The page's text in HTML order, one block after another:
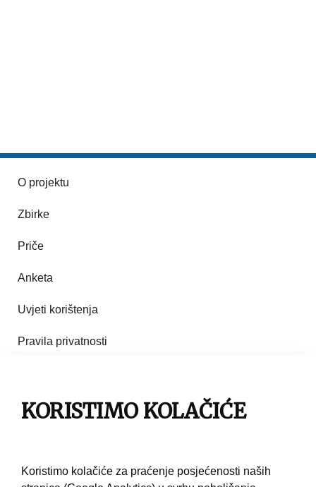
O projektu
Zbirke
Priče
Anketa
Uvjeti korištenja
Pravila privatnosti
Pravila korištenja
KORISTIMO KOLAČIĆE
Koristimo kolačiće za praćenje posjećenosti naših